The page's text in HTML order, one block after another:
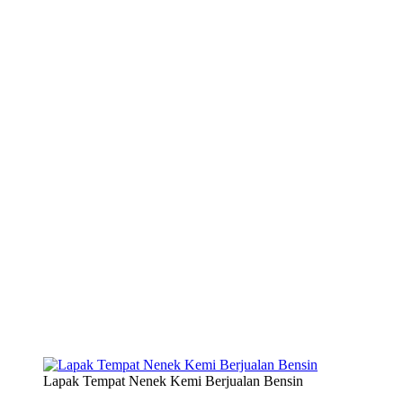
Lapak Tempat Nenek Kemi Berjualan Bensin